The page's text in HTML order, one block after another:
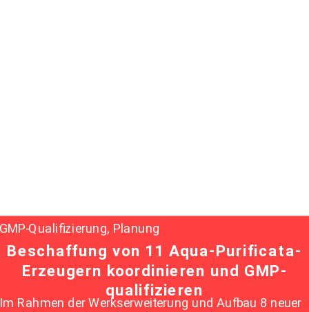
GMP-Qualifizierung, Planung
Beschaffung von 11 Aqua-Purificata-
Erzeugern koordinieren und GMP-
qualifizieren
Im Rahmen der Werkserweiterung und Aufbau 8 neuer